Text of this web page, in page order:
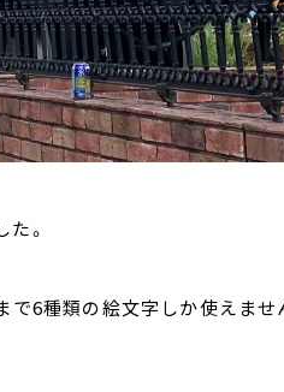
。
6種類の絵文字しか使えませ